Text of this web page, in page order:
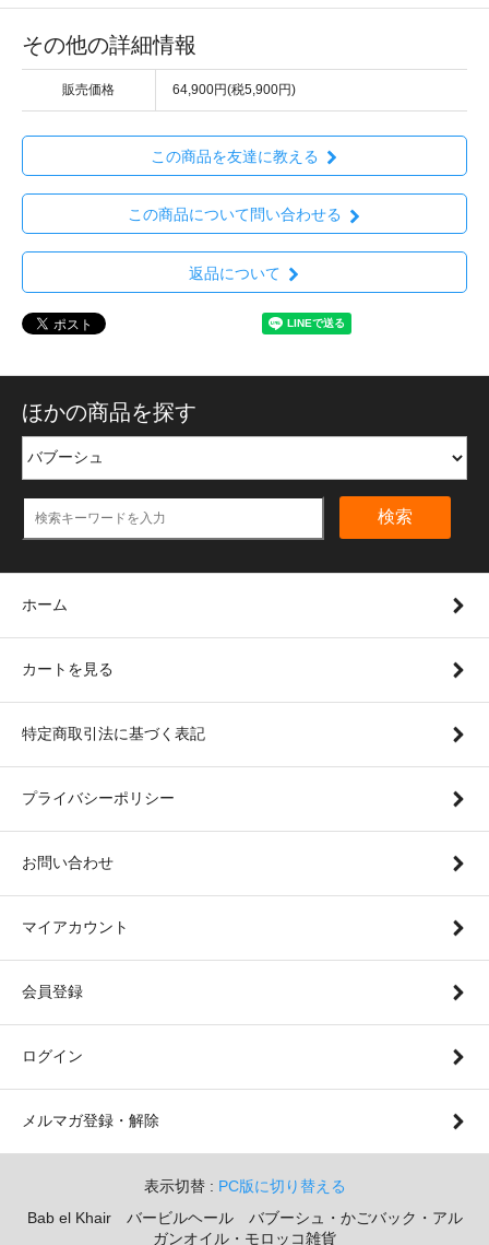
その他の詳細情報
販売価格 64,900円(税5,900円)
この商品を友達に教える
この商品について問い合わせる
返品について
ほかの商品を探す
検索
ホーム
カートを見る
特定商取引法に基づく表記
プライバシーポリシー
お問い合わせ
マイアカウント
会員登録
ログイン
メルマガ登録・解除
表示切替 : PC版に切り替える
Bab el Khair バービルヘール バブーシュ・かごバック・アル
ガンオイル・モロッコ雑貨